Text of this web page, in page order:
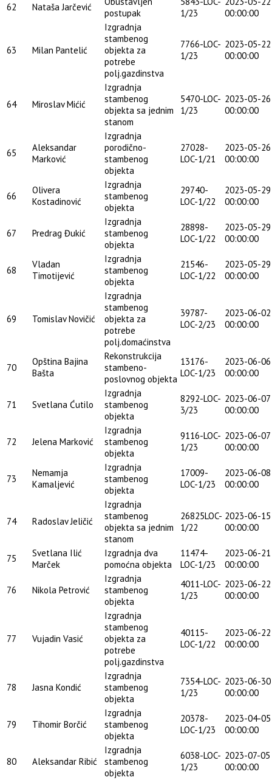
62 Nataša Jarčević
postupak
1/23
00:00:00
63 Milan Pantelić
Izgradnja
stambenog
objekta za
potrebe
polj.gazdinstva
7766-LOC-
1/23
2023-05-22
00:00:00
64 Miroslav Mićić
Izgradnja
stambenog
objekta sa jednim
stanom
5470-LOC-
1/23
2023-05-26
00:00:00
65
Aleksandar
Marković
Izgradnja
porodično-
stambenog
objekta
27028-
LOC-1/21
2023-05-26
00:00:00
66
Olivera
Kostadinović
Izgradnja
stambenog
objekta
29740-
LOC-1/22
2023-05-29
00:00:00
67 Predrag Đukić
Izgradnja
stambenog
objekta
28898-
LOC-1/22
2023-05-29
00:00:00
68
Vladan
Timotijević
Izgradnja
stambenog
objekta
21546-
LOC-1/22
2023-05-29
00:00:00
69 Tomislav Novičić
Izgradnja
stambenog
objekta za
potrebe
polj.domaćinstva
39787-
LOC-2/23
2023-06-02
00:00:00
70
Opština Bajina
Bašta
Rekonstrukcija
stambeno-
poslovnog objekta
13176-
LOC-1/23
2023-06-06
00:00:00
71 Svetlana Ćutilo
Izgradnja
stambenog
objekta
8292-LOC-
3/23
2023-06-07
00:00:00
72 Jelena Marković
Izgradnja
stambenog
objekta
9116-LOC-
1/23
2023-06-07
00:00:00
73
Nemamja
Kamaljević
Izgradnja
stambenog
objekta
17009-
LOC-1/23
2023-06-08
00:00:00
74 Radoslav Jeličić
Izgradnja
stambenog
objekta sa jednim
stanom
26825LOC-
1/22
2023-06-15
00:00:00
75
Svetlana Ilić
Marček
Izgradnja dva
pomoćna objekta
11474-
LOC-1/23
2023-06-21
00:00:00
76 Nikola Petrović
Izgradnja
stambenog
objekta
4011-LOC-
1/23
2023-06-22
00:00:00
77 Vujadin Vasić
Izgradnja
stambenog
objekta za
potrebe
polj.gazdinstva
40115-
LOC-1/22
2023-06-22
00:00:00
78 Jasna Kondić
Izgradnja
stambenog
objekta
7354-LOC-
1/23
2023-06-30
00:00:00
79 Tihomir Borčić
Izgradnja
stambenog
objekta
20378-
LOC-1/23
2023-04-05
00:00:00
80 Aleksandar Ribić
Izgradnja
stambenog
objekta
6038-LOC-
1/23
2023-07-05
00:00:00